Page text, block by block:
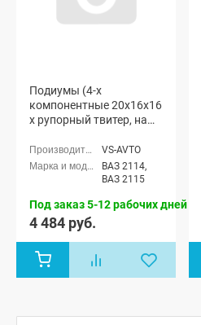
Подиумы (4-х
компонентные 20x16x16
x рупорный твитер, на
"VS-avto" ВАЗ 2114-15
VS-AVTO
ВАЗ 2114,
ВАЗ 2115
Под заказ 5-12 рабочих дней
4 484 руб.